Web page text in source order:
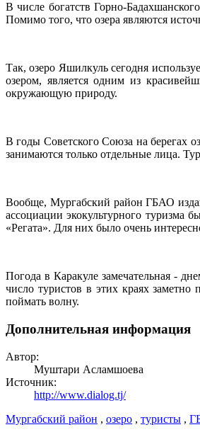
В числе богатств Горно-
Помимо того, что озера являются
Так, озеро Яшилкуль сегодня
озером, является одним из
окружающую природу.
В годы Советского Союза на берегах
занимаются только отдельные лица.
Вообще, Мургабский район ГБАО
ассоциации экокультурного туризма
«Регата». Для них было очень
Погода в Каракуле замечательная -
число туристов в этих краях
поймать волну.
Дополнительная информация
Автор:
Муштари Асламшоева
Источник:
http://www.dialog.tj/
Мургабский район , озеро , туристы ,